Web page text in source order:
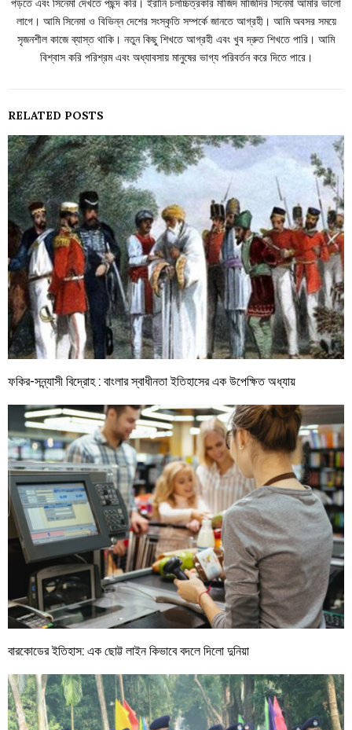
পড়তে এবং সিনেমা দেখতে পছন্দ করি। ইরানি চলচ্চিত্রকার মাজিদ মাজিদির সিনেমা আমার ভালো
লাগে। আমি সিনেমা ও বিভিন্ন দেশের সংস্কৃতি সম্পর্কে জানতে আগ্রহী। আমি অবসর সময়ে
সৃজনশীল কাজে ব্যাস্ত থাকি। নতুন কিছু শিখতে আগ্রহী এবং খুব দ্রুত শিখতে পারি। আমি
বিশ্বাস করি পরিশ্রম এবং অধ্যাবসায় মানুষের ভাগ্য পরিবর্তন করে দিতে পারে।
RELATED POSTS
ফকির-সন্ন্যাসী বিদ্রোহ : বাংলার স্বাধীনতা ইতিহাসের এক উপেক্ষিত অধ্যায়
বারকোডের ইতিহাস: এক ছোট্ট লাইন কিভাবে বদলে দিলো দুনিয়া